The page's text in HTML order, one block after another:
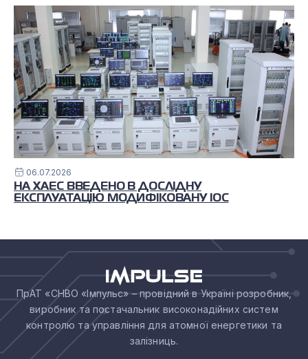
06.07.2026
НА ХАЕС ВВЕДЕНО В ДОСЛІДНУ
ЕКСПЛУАТАЦІЮ МОДИФІКОВАНУ ІОС
ПрАТ «СНВО «Імпульс» – провідний в Україні розробник,
виробник та постачальник високонадійних систем
контролю та управління для атомної енергетики та
залізниць.